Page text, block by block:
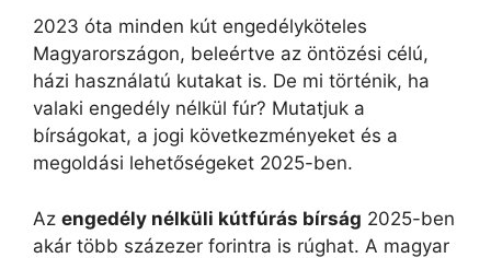
2023 óta minden kút engedélyköteles
Magyarországon, beleértve az öntözési célú,
házi használatú kutakat is. De mi történik, ha
valaki engedély nélkül fúr? Mutatjuk a
bírságokat, a jogi következményeket és a
megoldási lehetőségeket 2025-ben.
Az engedély nélküli kútfúrás bírság 2025-ben
akár több százezer forintra is rúghat. A magyar